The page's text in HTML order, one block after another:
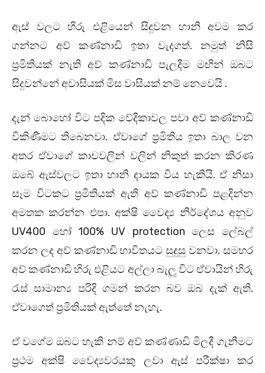
ඇස් වලට හිරු එළියෙන් සිදුවන හානි අවම කර
ගන්නට අව් කණ්නාඩි ඉතා වැදගත්. නමුත් නිසි
ප්‍රමිතියක් නැති අව් කණ්නාඩි පැලදීම මඟින් ඔබට
සිදුවන්නේ අවාසියක් මිස වාසියක් නම් නෙවෙයි .
දැන් බොහෝ විට පදික වේදිකාවල පවා අව් කණ්නාඩි
විකිණීමට තිබෙනවා. ඒවාගේ ප්‍රමිතිය ඉතා බාල වන
අතර ඒවාගේ කාචවලින් වලින් නිකුත් කරන කිරණ
ඔබේ ඇස්වලට ඉතා හානි දායක විය හැකියි. ඒ නිසා
සෑම විටකට ප්‍රමිතියක් ඇති අව් කණ්නාඩි පළදින්න
අමතක කරන්න එපා. අක්ෂි වෛද්‍ය නිර්දේශය අනුව
UV400 හෝ 100% UV protection ලෙස ලේබල්
කරන ලද අව් කණ්නාඩි භාවිතයට සුදුසු වනවා. සමහර
අව් කණ්නාඩි හිරු එළියට අල්ලා බැලූ විට ඒවායින් හිරු
රැස් සාමාන්‍ය පරිදි ගමන් කරන බව ඔබ දැක් ඇති.
ඒවාගෙත් ප්‍රමිතියක් ඇත්තේ නැහැ.
ඒ වගේම ඔබට හැකි නම් අව් කණ්ණාඩි මිලදී ගැනීමට
ප්‍රථම අක්ෂි වෛද්‍යවරයකු ලවා ඇස් පරීක්ෂා කර